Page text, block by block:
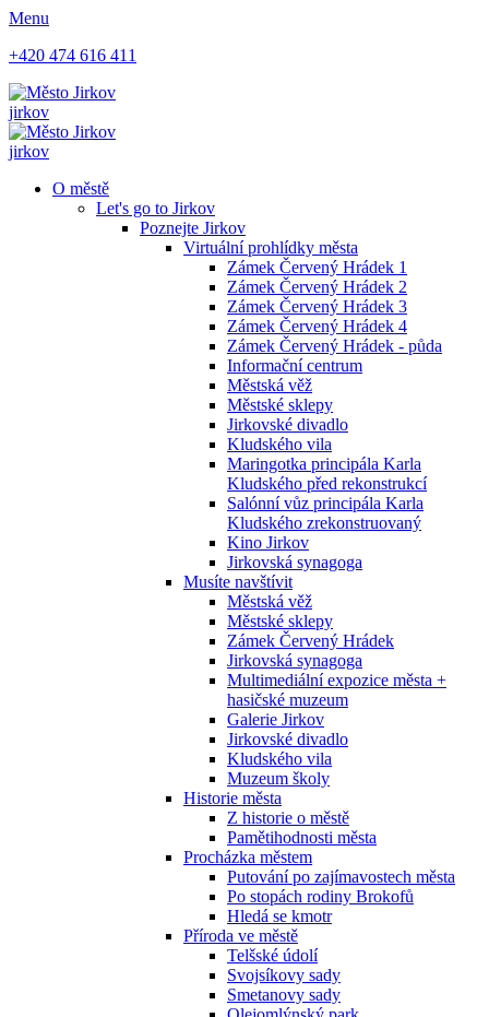
Menu
+420 474 616 411
jirkov
jirkov
O městě
Let's go to Jirkov
Poznejte Jirkov
Virtuální prohlídky města
Zámek Červený Hrádek 1
Zámek Červený Hrádek 2
Zámek Červený Hrádek 3
Zámek Červený Hrádek 4
Zámek Červený Hrádek - půda
Informační centrum
Městská věž
Městské sklepy
Jirkovské divadlo
Kludského vila
Maringotka principála Karla
Kludského před rekonstrukcí
Salónní vůz principála Karla
Kludského zrekonstruovaný
Kino Jirkov
Jirkovská synagoga
Musíte navštívit
Městská věž
Městské sklepy
Zámek Červený Hrádek
Jirkovská synagoga
Multimediální expozice města +
hasičské muzeum
Galerie Jirkov
Jirkovské divadlo
Kludského vila
Muzeum školy
Historie města
Z historie o městě
Pamětihodnosti města
Procházka městem
Putování po zajímavostech města
Po stopách rodiny Brokofů
Hledá se kmotr
Příroda ve městě
Telšské údolí
Svojsíkovy sady
Smetanovy sady